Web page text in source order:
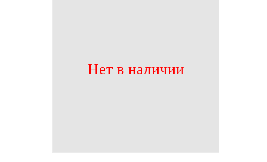
Нет в наличии